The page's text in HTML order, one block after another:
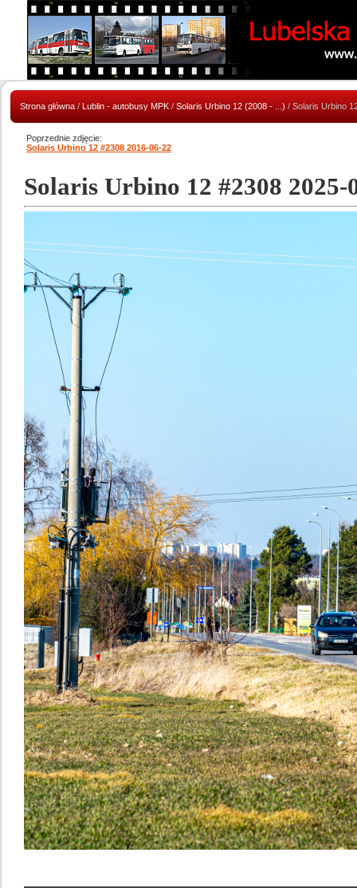
Strona główna / Lublin - autobusy MPK / Solaris Urbino 12 (2008 - ...) / Solaris Urbino
Poprzednie zdjęcie:
Solaris Urbino 12 #2308 2016-06-22
Solaris Urbino 12 #2308 2025-